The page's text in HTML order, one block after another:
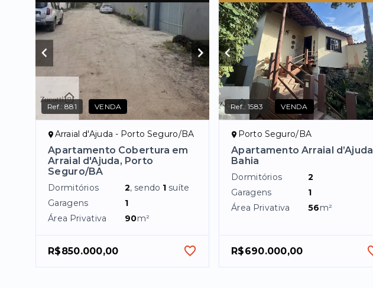
Ref.:881 VENDA
Arraial d'Ajuda - Porto Seguro/BA
Apartamento Cobertura em
Arraial d'Ajuda, Porto
Seguro/BA
Dormitórios 2, sendo 1 suíte
Garagens
1
Área Privativa
90m²
R$850.000,00
Ref.:1583 VENDA
Porto Seguro/BA
Apartamento Arraial d’Ajuda
Bahia
Dormitórios
2
Garagens
1
Área Privativa
56m²
R$690.000,00